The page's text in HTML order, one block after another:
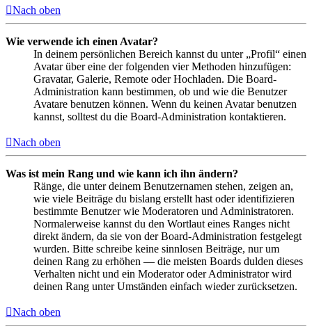
Nach oben
Wie verwende ich einen Avatar?
In deinem persönlichen Bereich kannst du unter „Profil“ einen
Avatar über eine der folgenden vier Methoden hinzufügen:
Gravatar, Galerie, Remote oder Hochladen. Die Board-
Administration kann bestimmen, ob und wie die Benutzer
Avatare benutzen können. Wenn du keinen Avatar benutzen
kannst, solltest du die Board-Administration kontaktieren.
Nach oben
Was ist mein Rang und wie kann ich ihn ändern?
Ränge, die unter deinem Benutzernamen stehen, zeigen an,
wie viele Beiträge du bislang erstellt hast oder identifizieren
bestimmte Benutzer wie Moderatoren und Administratoren.
Normalerweise kannst du den Wortlaut eines Ranges nicht
direkt ändern, da sie von der Board-Administration festgelegt
wurden. Bitte schreibe keine sinnlosen Beiträge, nur um
deinen Rang zu erhöhen — die meisten Boards dulden dieses
Verhalten nicht und ein Moderator oder Administrator wird
deinen Rang unter Umständen einfach wieder zurücksetzen.
Nach oben